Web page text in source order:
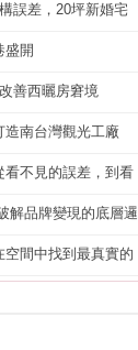
誤差，20坪新婚宅
盛開
善西曬房窘境
南台灣觀光工廠
看不見的誤差，到看
解品牌變現的底層邏
間中找到最真實的